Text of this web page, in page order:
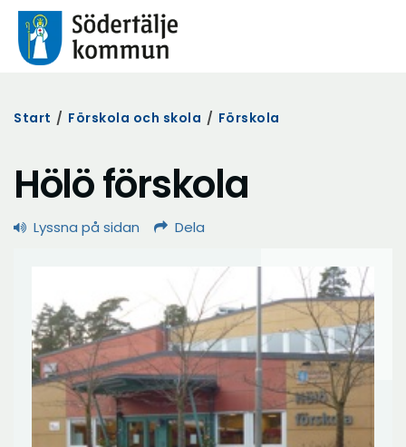
Start / Förskola och skola / Förskola
Hölö förskola
Lyssna på sidan Dela